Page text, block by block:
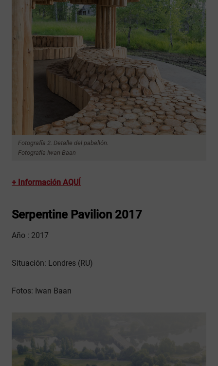
Fotografía 2. Detalle del pabellón.
Fotografía Iwan Baan
+ Información AQUÍ
Serpentine Pavilion 2017
Año : 2017
Situación: Londres (RU)
Fotos: Iwan Baan